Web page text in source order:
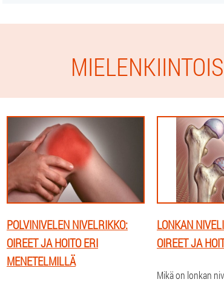
POLVINIVELEN NIVELRIKKO:
OIREET JA HOITO ERI
MENETELMILLÄ
LONKAN
OIREET JA
Mikä on lonkan